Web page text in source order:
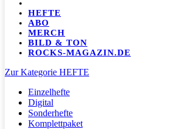
HEFTE
ABO
MERCH
BILD & TON
ROCKS-MAGAZIN.DE
Zur Kategorie HEFTE
Einzelhefte
Digital
Sonderhefte
Komplettpaket